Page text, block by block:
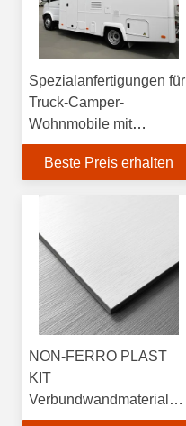
Spezialanfertigungen für
Truck-Camper-
Wohnmobile mit
CFRT/GFK XPS GFK
Seitenwänden und
Beste Preis erhalten
NON-FERRO PLAST
KIT
Verbundwandmaterial
für Wohnmobile,